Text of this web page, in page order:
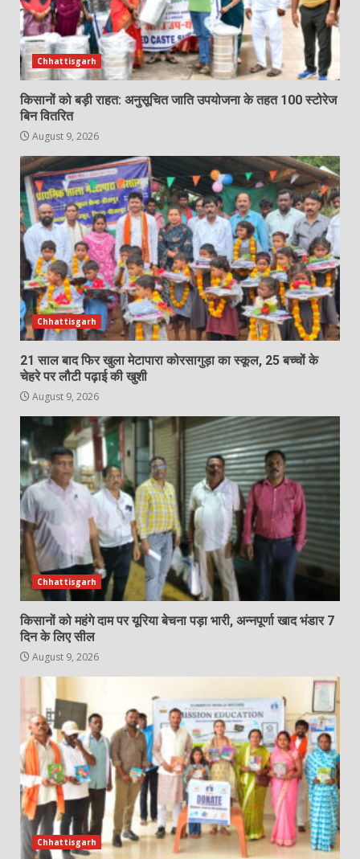
Chhattisgarh
किसानों को बड़ी राहत: अनुसूचित जाति उपयोजना के तहत 100 स्टोरेज
बिन वितरित
August 9, 2026
Chhattisgarh
21 साल बाद फिर खुला मेटापारा कोरसागुड़ा का स्कूल, 25 बच्चों के
चेहरे पर लौटी पढ़ाई की खुशी
August 9, 2026
Chhattisgarh
किसानों को महंगे दाम पर यूरिया बेचना पड़ा भारी, अन्नपूर्णा खाद भंडार 7
दिन के लिए सील
August 9, 2026
Chhattisgarh